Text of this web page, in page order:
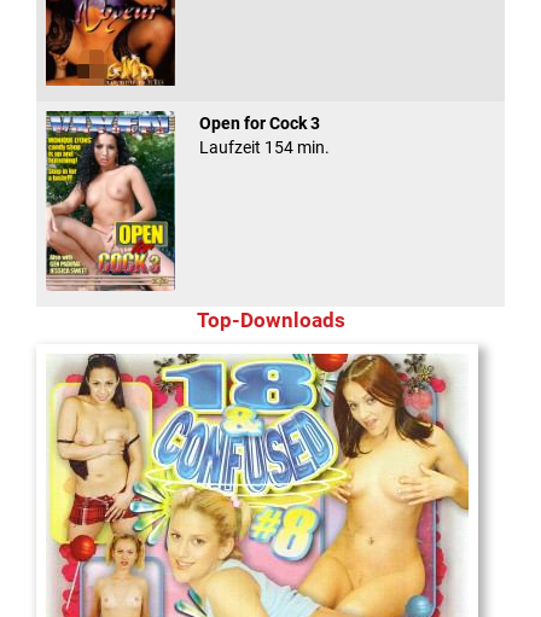
Open for Cock 3
Laufzeit 154 min.
Top-Downloads